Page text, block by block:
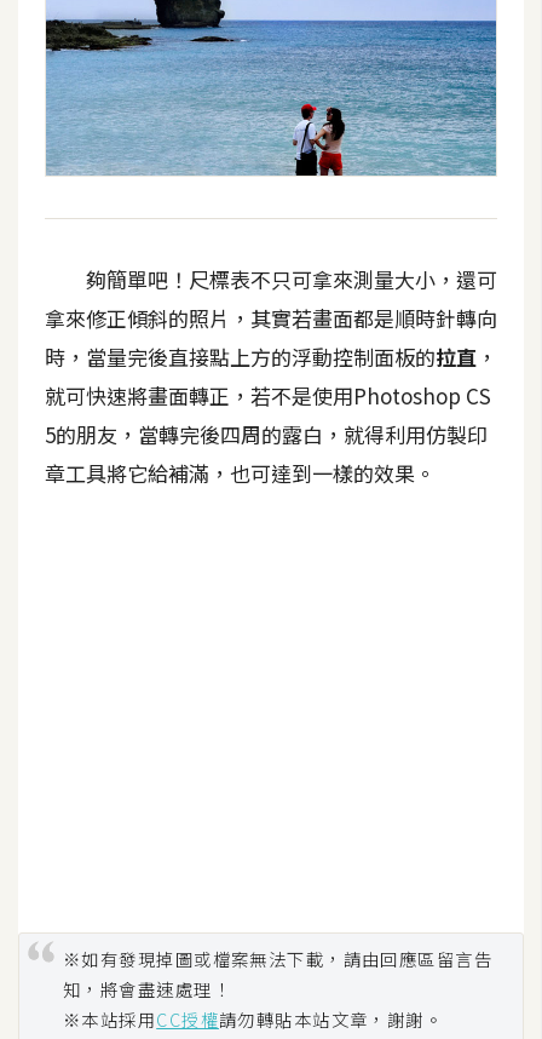
C
開
箱
梅
熱
門
文
章
夠簡單吧！尺標表不只可拿來測量大小，還可
拿來修正傾斜的照片，其實若畫面都是順時針轉向
時，當量完後直接點上方的浮動控制面板的拉直 ，
就可快速將畫面轉正，若不是使用Photoshop CS
5的朋友，當轉完後四周的露白，就得利用仿製印
章工具將它給補滿，也可達到一樣的效果。
※如有發現掉圖或檔案無法下載，請由回應區留言告
知，將會盡速處理！
※本站採用CC授權請勿轉貼本站文章，謝謝。